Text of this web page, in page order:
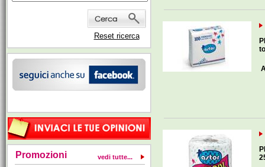
Reset ricerca
Promozioni vedi tutte...